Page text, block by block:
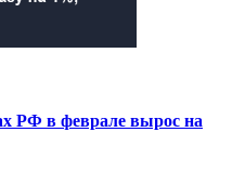
РФ в феврале вырос на